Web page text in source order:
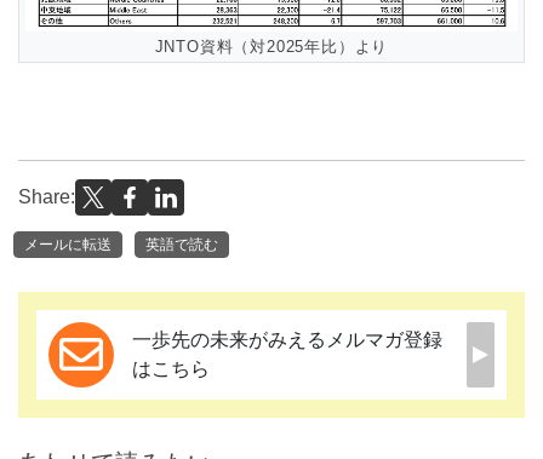
JNTO資料（対2025年比）より
Share:
メールに転送 英語で読む
一歩先の未来がみえるメルマガ登録
はこちら